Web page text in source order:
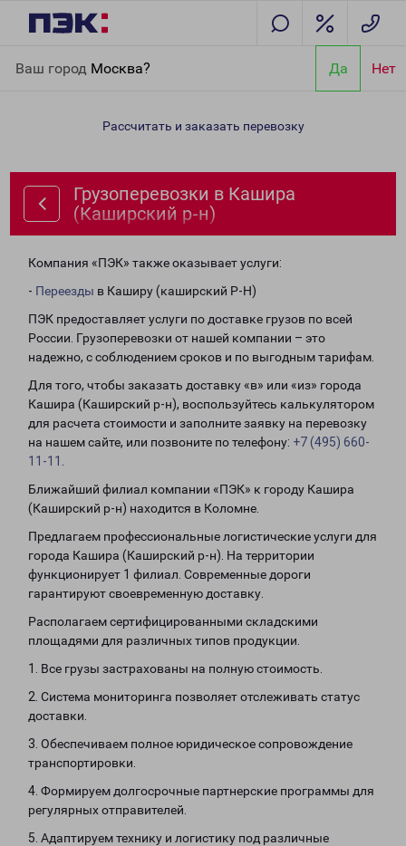
Ваш город Москва? Да Нет
р-н)
Рассчитать и заказать перевозку
Грузоперевозки в Кашира
(Каширский р-н)
Компания «ПЭК» также оказывает услуги:
- Переезды в Каширу (каширский Р-Н)
ПЭК предоставляет услуги по доставке грузов по всей
России. Грузоперевозки от нашей компании – это
надежно, с соблюдением сроков и по выгодным тарифам.
Для того, чтобы заказать доставку «в» или «из» города
Кашира (Каширский р-н), воспользуйтесь калькулятором
для расчета стоимости и заполните заявку на перевозку
на нашем сайте, или позвоните по телефону: +7 (495) 660-
11-11
Ближайший филиал компании «ПЭК» к городу Кашира
(Каширский р-н) находится в Коломне.
Предлагаем профессиональные логистические услуги для
города Кашира (Каширский р-н). На территории
функционирует 1 филиал. Современные дороги
гарантируют своевременную доставку.
Располагаем сертифицированными складскими
площадями для различных типов продукции.
1. Все грузы застрахованы на полную стоимость.
2. Система мониторинга позволяет отслеживать статус
доставки.
3. Обеспечиваем полное юридическое сопровождение
транспортировки.
4. Формируем долгосрочные партнерские программы для
регулярных отправителей.
5. Адаптируем технику и логистику под различные